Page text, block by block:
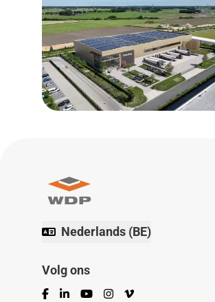
Nederlands (BE)
Volg ons
Facebook
LinkedInYouTubeInstagram
Vimeo